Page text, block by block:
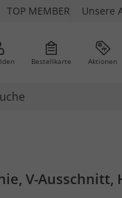
TOP MEMBER Unsere
Bestellkarte Aktionen
V-Ausschnitt,